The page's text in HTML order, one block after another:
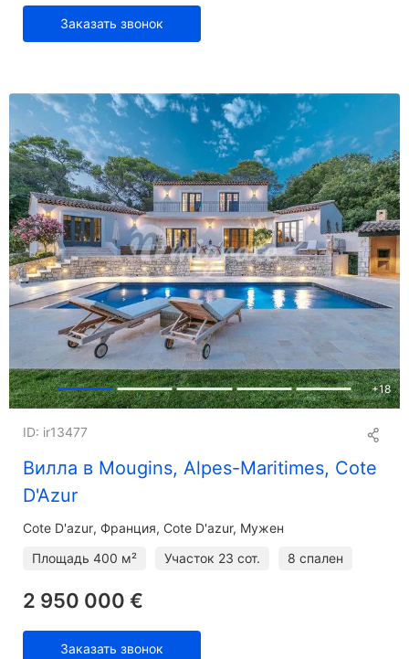
Заказать звонок
+18
Вилла в Mougins, Alpes-Maritimes, Cote
D'Azur
ID: ir13477
Cote D'azur Франция, Cote D'azur, Мужен
Площадь 400 м² Участок 23 сот. 8 спален
2 950 000 €
Заказать звонок